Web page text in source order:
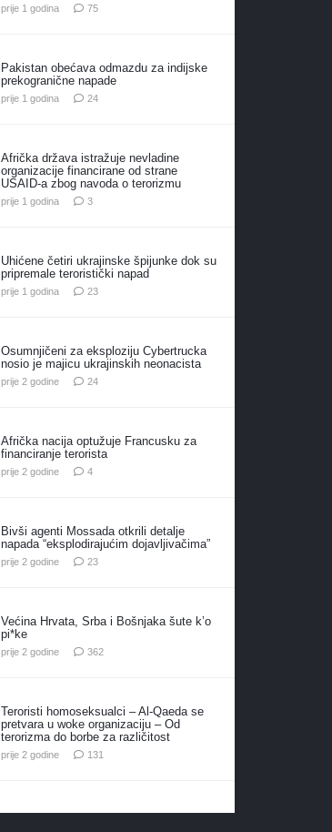
prije 1 godina 75komentara
Pakistan obećava odmazdu za indijske
prekogranične napade
prije 1 godina 24komentara
Afrička država istražuje nevladine
organizacije financirane od strane
USAID-a zbog navoda o terorizmu
prije 1 godina 3komentara
Uhićene četiri ukrajinske špijunke dok su
pripremale teroristički napad
prije 1 godina 23komentara
Osumnjičeni za eksploziju Cybertrucka
nosio je majicu ukrajinskih neonacista
prije 2 godine 24komentara
Afrička nacija optužuje Francusku za
financiranje terorista
prije 2 godine 4komentara
Bivši agenti Mossada otkrili detalje
napada “eksplodirajućim dojavljivačima”
prije 2 godine 23komentara
Većina Hrvata, Srba i Bošnjaka šute k’o
pi*ke
prije 2 godine 362komentara
Teroristi homoseksualci – Al-Qaeda se
pretvara u woke organizaciju – Od
terorizma do borbe za različitost
prije 2 godine 131